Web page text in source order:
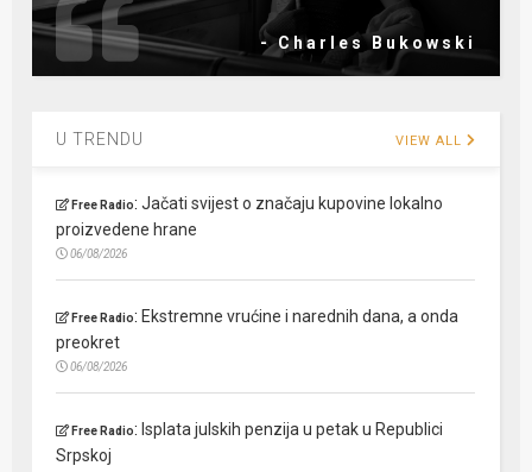
- Charles Bukowski
U TRENDU VIEW ALL
Free Radio:Jačati svijest o značaju kupovine lokalno
proizvedene hrane
06/08/2026
Free Radio: Ekstremne vrućine i narednih dana, a onda
preokret
06/08/2026
Free Radio: Isplata julskih penzija u petak u Republici
Srpskoj